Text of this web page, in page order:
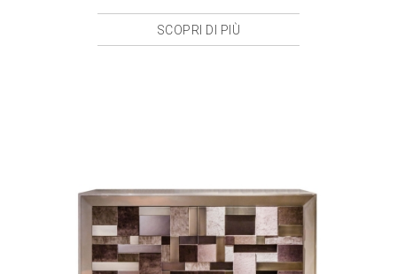
SCOPRI DI PIÙ